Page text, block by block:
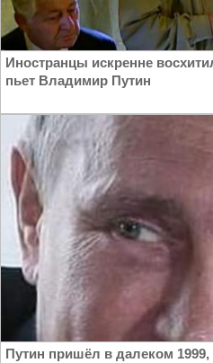
Иностранцы искренне
пьет Владимир Путин
Путин пришёл в далеком 1999,